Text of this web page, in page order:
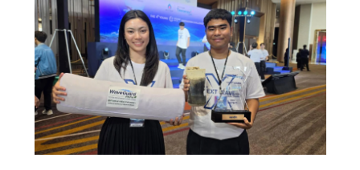
ของพระองค์สืบไป